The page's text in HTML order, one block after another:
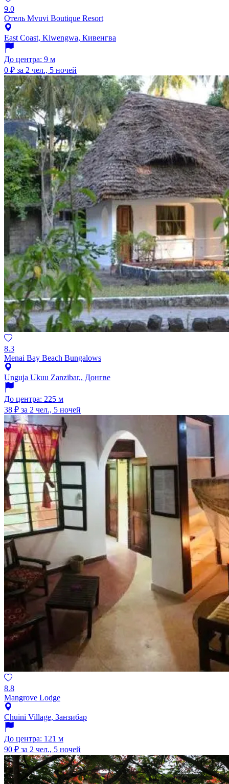
9.0
Отель Mvuvi Boutique Resort
East Coast, Kiwengwa, Кивенгва
До центра: 9 м
0 ₽ за 2 чел., 5 ночей
8.3
Menai Bay Beach Bungalows
Unguja Ukuu Zanzibar,, Донгве
До центра: 225 м
38 ₽ за 2 чел., 5 ночей
8.8
Mangrove Lodge
Chuini Village, Занзибар
До центра: 121 м
90 ₽ за 2 чел., 5 ночей